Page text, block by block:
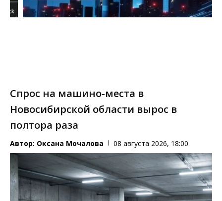
Спрос на машино-места в
Новосибирской области вырос в
полтора раза
Автор: Оксана Мочалова 08 августа 2026, 18:00